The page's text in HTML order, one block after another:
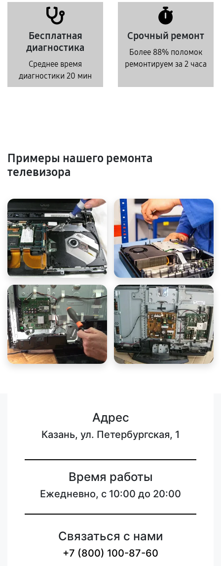
Бесплатная
диагностика
Среднее время
диагностики 20 мин
Срочный ремонт
Более 88% поломок
ремонтируем за 2 часа
Примеры нашего ремонта
телевизора
Адрес
Казань, ул. Петербургская, 1
Время работы
Ежедневно, с 10:00 до 20:00
Связаться с нами
+7 (800) 100-87-60